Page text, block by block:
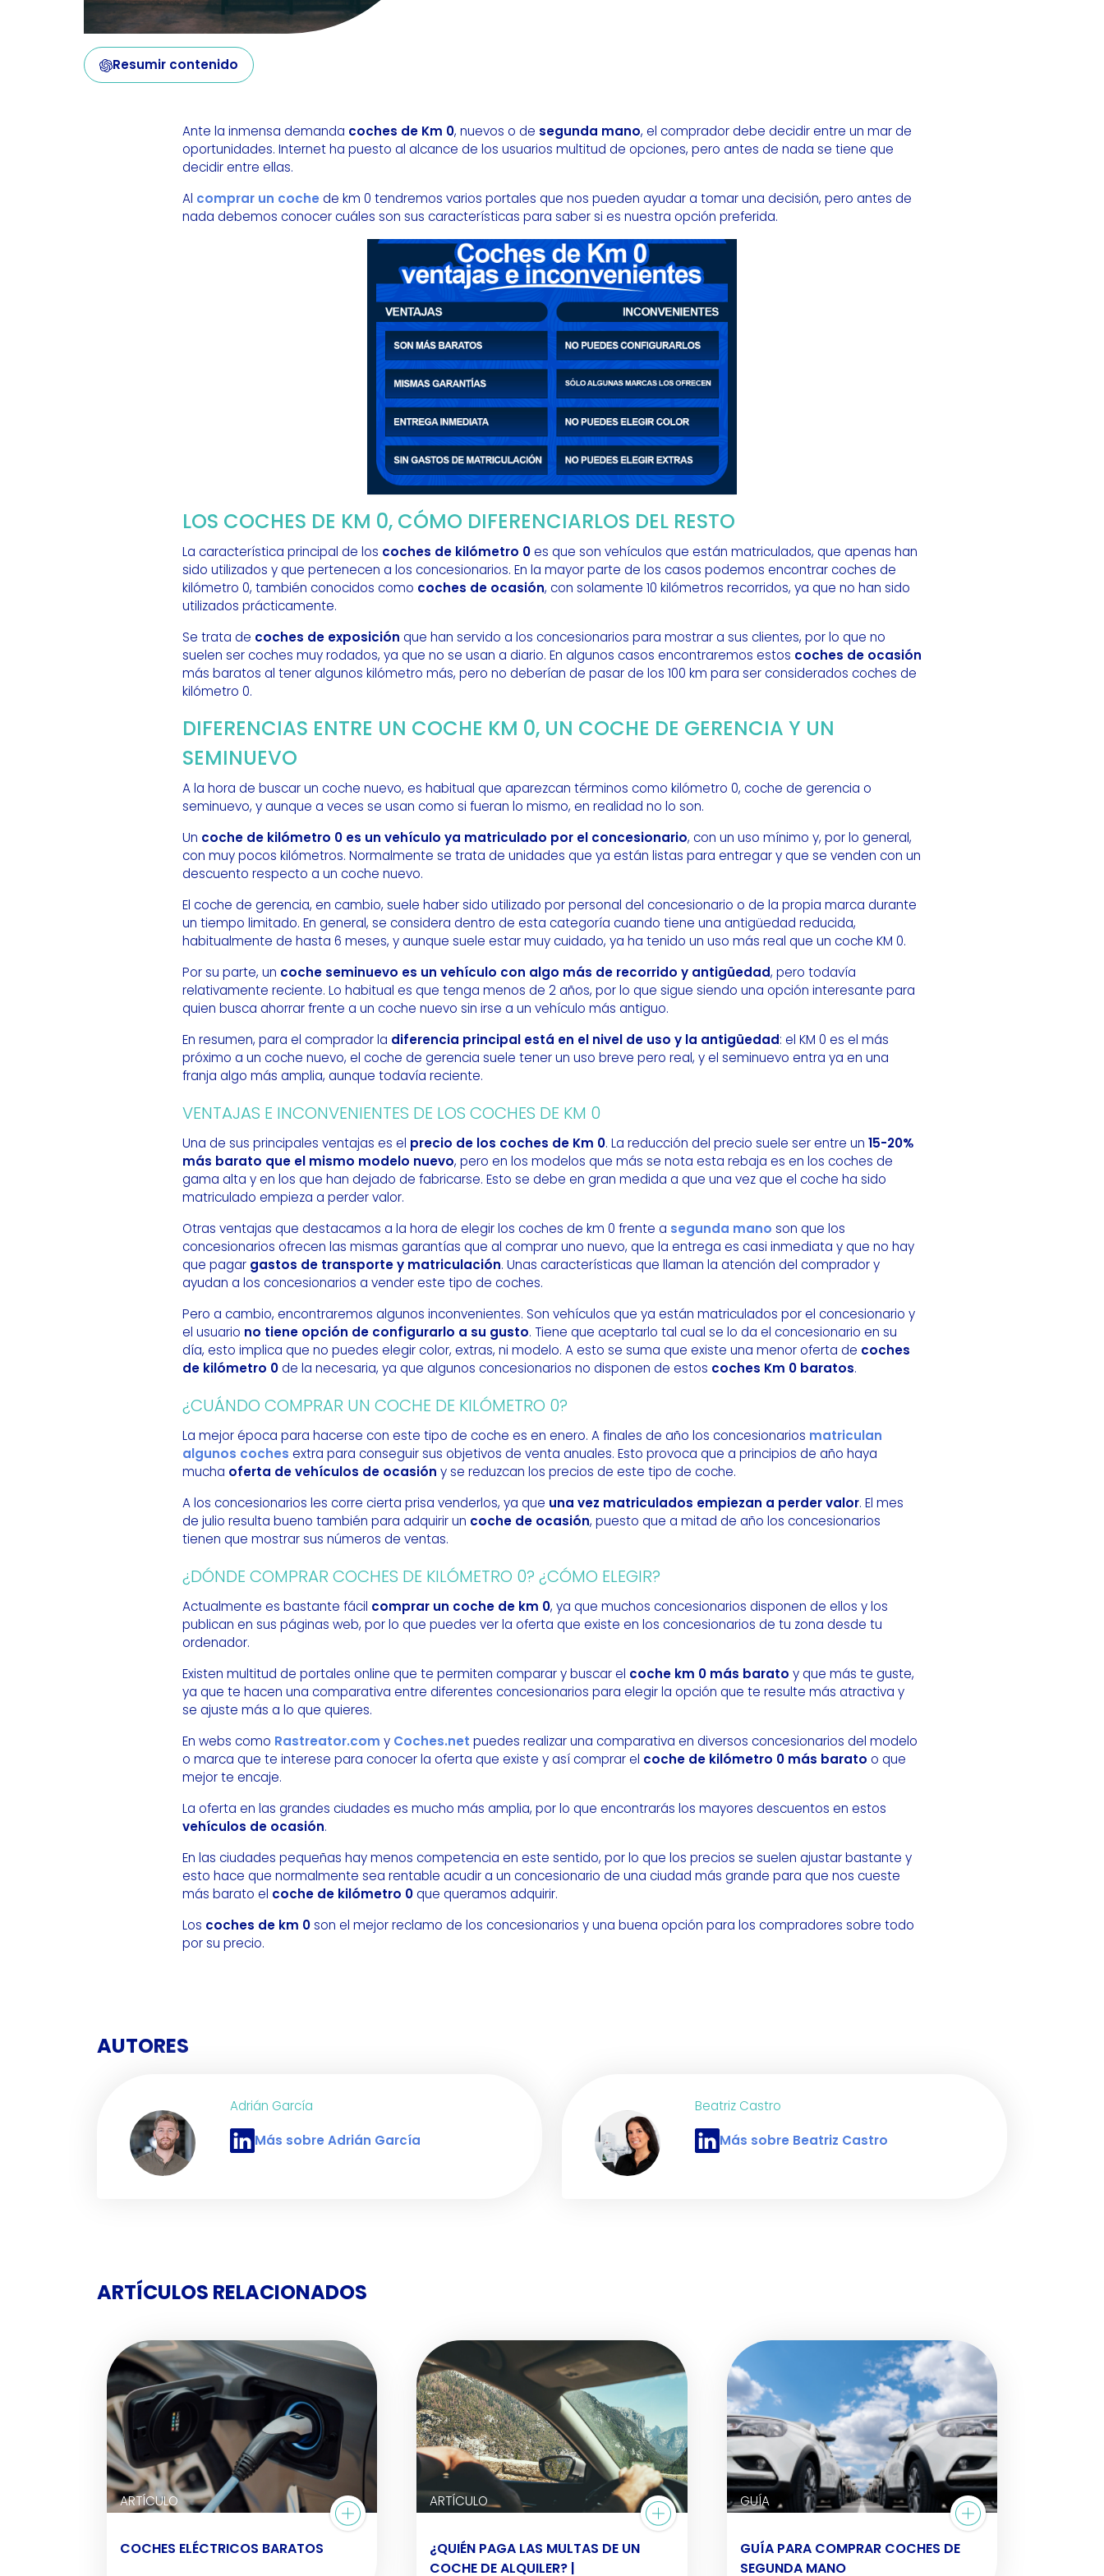
Resumir contenido
Ante la inmensa demanda coches de Km 0, nuevos o de segunda mano, el comprador debe decidir entre un mar de
oportunidades. Internet ha puesto al alcance de los usuarios multitud de opciones, pero antes de nada se tiene que
decidir entre ellas.
Al comprar un cochede km 0 tendremos varios portales que nos pueden ayudar a tomar una decisión, pero antes de
nada debemos conocer cuáles son sus características para saber si es nuestra opción preferida.
LOS COCHES DE KM 0, CÓMO DIFERENCIARLOS DEL RESTO
La característica principal de los coches de kilómetro 0es que son vehículos que están matriculados, que apenas han
sido utilizados y que pertenecen a los concesionarios. En la mayor parte de los casos podemos encontrar coches de
kilómetro 0, también conocidos como coches de ocasión, con solamente 10 kilómetros recorridos, ya que no han sido
utilizados prácticamente.
Se trata de coches de exposición que han servido a los concesionarios para mostrar a sus clientes, por lo que no
suelen ser coches muy rodados, ya que no se usan a diario. En algunos casos encontraremos estos coches de ocasión
más baratos al tener algunos kilómetro más, pero no deberían de pasar de los 100 km para ser considerados coches de
kilómetro 0.
DIFERENCIAS ENTRE UN COCHE KM 0, UN COCHE DE GERENCIA Y UN
SEMINUEVO
A la hora de buscar un coche nuevo, es habitual que aparezcan términos como kilómetro 0, coche de gerencia o
seminuevo, y aunque a veces se usan como si fueran lo mismo, en realidad no lo son.
Un coche de kilómetro 0 es un vehículo ya matriculado por el concesionario, con un uso mínimo y, por lo general,
con muy pocos kilómetros. Normalmente se trata de unidades que ya están listas para entregar y que se venden con un
descuento respecto a un coche nuevo.
El coche de gerencia, en cambio, suele haber sido utilizado por personal del concesionario o de la propia marca durante
un tiempo limitado. En general, se considera dentro de esta categoría cuando tiene una antigüedad reducida,
habitualmente de hasta 6 meses, y aunque suele estar muy cuidado, ya ha tenido un uso más real que un coche KM 0.
Por su parte, un coche seminuevo es un vehículo con algo más de recorrido y antigüedad, pero todavía
relativamente reciente. Lo habitual es que tenga menos de 2 años, por lo que sigue siendo una opción interesante para
quien busca ahorrar frente a un coche nuevo sin irse a un vehículo más antiguo.
En resumen, para el comprador la diferencia principal está en el nivel de uso y la antigüedad: el KM 0 es el más
próximo a un coche nuevo, el coche de gerencia suele tener un uso breve pero real, y el seminuevo entra ya en una
franja algo más amplia, aunque todavía reciente.
VENTAJAS E INCONVENIENTES DE LOS COCHES DE KM 0
Una de sus principales ventajas es el precio de los coches de Km 0. La reducción del precio suele ser entre un 15-20%
más barato que el mismo modelo nuevo, pero en los modelos que más se nota esta rebaja es en los coches de
gama alta y en los que han dejado de fabricarse. Esto se debe en gran medida a que una vez que el coche ha sido
matriculado empieza a perder valor.
Otras ventajas que destacamos a la hora de elegir los coches de km 0 frente a segunda mano son que los
concesionarios ofrecen las mismas garantías que al comprar uno nuevo, que la entrega es casi inmediata y que no hay
que pagar gastos de transporte y matriculación. Unas características que llaman la atención del comprador y
ayudan a los concesionarios a vender este tipo de coches.
Pero a cambio, encontraremos algunos inconvenientes. Son vehículos que ya están matriculados por el concesionario y
el usuario no tiene opción de configurarlo a su gusto. Tiene que aceptarlo tal cual se lo da el concesionario en su
día, esto implica que no puedes elegir color, extras, ni modelo. A esto se suma que existe una menor oferta de coches
de kilómetro 0de la necesaria, ya que algunos concesionarios no disponen de estos coches Km 0 baratos.
¿CUÁNDO COMPRAR UN COCHE DE KILÓMETRO 0?
La mejor época para hacerse con este tipo de coche es en enero. A finales de año los concesionarios matriculan
algunos coches extra para conseguir sus objetivos de venta anuales. Esto provoca que a principios de año haya
mucha oferta de vehículos de ocasión y se reduzcan los precios de este tipo de coche.
A los concesionarios les corre cierta prisa venderlos, ya que una vez matriculados empiezan a perder valor. El mes
de julio resulta bueno también para adquirir un coche de ocasión, puesto que a mitad de año los concesionarios
tienen que mostrar sus números de ventas.
¿DÓNDE COMPRAR COCHES DE KILÓMETRO 0? ¿CÓMO ELEGIR?
Actualmente es bastante fácil comprar un coche de km 0, ya que muchos concesionarios disponen de ellos y los
publican en sus páginas web, por lo que puedes ver la oferta que existe en los concesionarios de tu zona desde tu
ordenador.
Existen multitud de portales online que te permiten comparar y buscar el coche km 0 más barato y que más te guste,
ya que te hacen una comparativa entre diferentes concesionarios para elegir la opción que te resulte más atractiva y
se ajuste más a lo que quieres.
En webs como Rastreator.com y Coches.net puedes realizar una comparativa en diversos concesionarios del modelo
o marca que te interese para conocer la oferta que existe y así comprar el coche de kilómetro 0 más barato o que
mejor te encaje.
La oferta en las grandes ciudades es mucho más amplia, por lo que encontrarás los mayores descuentos en estos
vehículos de ocasión.
En las ciudades pequeñas hay menos competencia en este sentido, por lo que los precios se suelen ajustar bastante y
esto hace que normalmente sea rentable acudir a un concesionario de una ciudad más grande para que nos cueste
más barato el coche de kilómetro 0que queramos adquirir.
Los coches de km 0son el mejor reclamo de los concesionarios y una buena opción para los compradores sobre todo
por su precio.
AUTORES
Adrián García
Perfil de LinkedIn de Adrián García
Más sobre Adrián García
Beatriz Castro
Perfil de LinkedIn de Beatriz Castro
Más sobre Beatriz Castro
ARTÍCULOS RELACIONADOS
ARTÍCULO
COCHES ELÉCTRICOS BARATOS
ARTÍCULO
¿QUIÉN PAGA LAS MULTAS DE UN
COCHE DE ALQUILER? |
GUÍA
GUÍA PARA COMPRAR COCHES DE
SEGUNDA MANO